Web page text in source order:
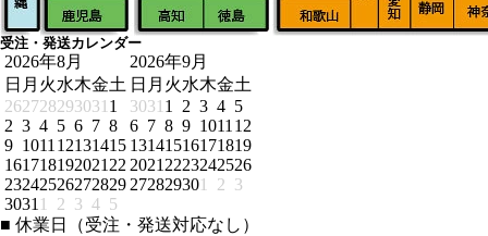
受注・発送カレンダー
2026年8月
日 月 火水木金土
262728293031 1
2 3 4 5 6 7 8
9 1011 12131415
161718192021 22
23242526272829
3031 1 2 3 4 5
2026年9月
日 月 火水木金土
3031 1 2 3 4 5
6 7 8 9 1011 12
13141516171819
2021 2223242526
272829301 2 3
■ 休業日（受注・発送対応なし）